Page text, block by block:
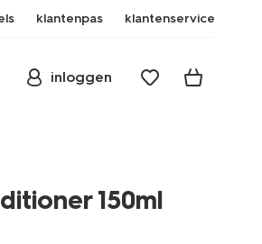
klantenpas klantenservice
inloggen
150ml